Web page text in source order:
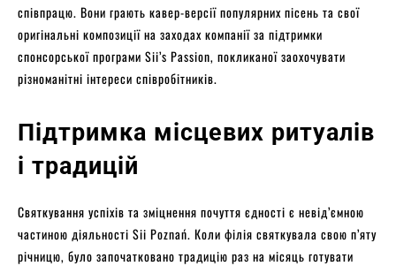
співпрацю. Вони грають кавер-версії популярних пісень та свої
оригінальні композиції на заходах компанії за підтримки
спонсорської програми Sii’s Passion, покликаної заохочувати
різноманітні інтереси співробітників.
Підтримка місцевих ритуалів
і традицій
Святкування успіхів та зміцнення почуття єдності є невід’ємною
частиною діяльності Sii Poznań. Коли філія святкувала свою п’яту
річницю, було започатковано традицію раз на місяць готувати